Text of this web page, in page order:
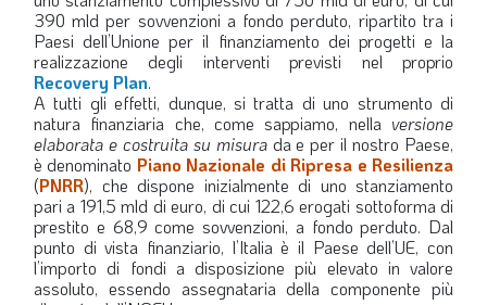
390 mld per sovvenzioni a fondo perduto, ripartito tra i
Paesi dell’Unione per il finanziamento dei progetti e la
realizzazione degli interventi previsti nel proprio
Recovery Plan.
A tutti gli effetti, dunque, si tratta di uno strumento di
natura finanziaria che, come sappiamo, nella versione
elaborata e costruita su misura da e per il nostro Paese,
è denominato Piano Nazionale di Ripresa e Resilienza
(PNRR), che dispone inizialmente di uno stanziamento
pari a 191,5 mld di euro, di cui 122,6 erogati sottoforma di
prestito e 68,9 come sovvenzioni, a fondo perduto. Dal
punto di vista finanziario, l’Italia è il Paese dell’UE, con
l’importo di fondi a disposizione più elevato in valore
assoluto, essendo assegnataria della componente più